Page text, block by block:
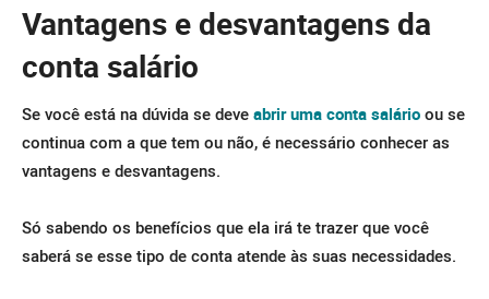
Vantagens e desvantagens da
conta salário
Se você está na dúvida se deve abrir uma conta salário ou se
continua com a que tem ou não, é necessário conhecer as
vantagens e desvantagens.
Só sabendo os benefícios que ela irá te trazer que você
saberá se esse tipo de conta atende às suas necessidades.